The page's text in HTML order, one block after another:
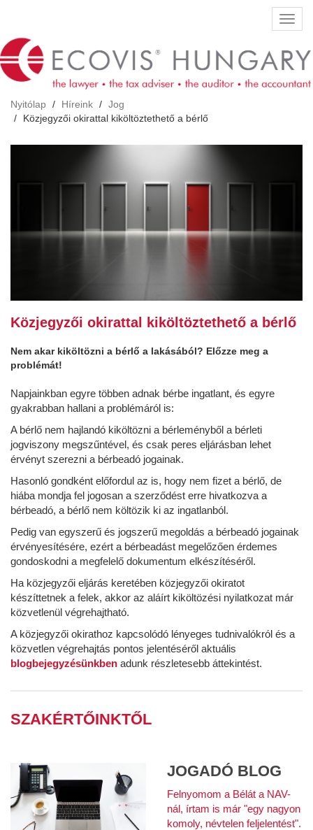
Nyitólap Híreink
Jog
Közjegyzői okirattal kiköltöztethető a bérlő
Közjegyzői okirattal kiköltöztethető a bérlő
Nem akar kiköltözni a bérlő a lakásából? Előzze meg a
problémát!
Napjainkban egyre többen adnak bérbe ingatlant, és egyre
gyakrabban hallani a problémáról is:
A bérlő nem hajlandó kiköltözni a bérleményből a bérleti
jogviszony megszűntével, és csak peres eljárásban lehet
érvényt szerezni a bérbeadó jogainak.
Hasonló gondként előfordul az is, hogy nem fizet a bérlő, de
hiába mondja fel jogosan a szerződést erre hivatkozva a
bérbeadó, a bérlő nem költözik ki az ingatlanból.
Pedig van egyszerű és jogszerű megoldás a bérbeadó jogainak
érvényesítésére, ezért a bérbeadást megelőzően érdemes
gondoskodni a megfelelő dokumentum elkészítéséről.
Ha közjegyzői eljárás keretében közjegyzői okiratot
készíttetnek a felek, akkor az aláírt kiköltözési nyilatkozat már
közvetlenül végrehajtható.
A közjegyzői okirathoz kapcsolódó lényeges tudnivalókról és a
közvetlen végrehajtás pontos jelentéséről aktuális
blogbejegyzésünkben adunk részletesebb áttekintést.
SZAKÉRTŐINKTŐL
JOGADÓ BLOG
Felnyomom a Bélát a NAV-
nál, írtam is már "egy nagyon
komoly, névtelen feljelentést".